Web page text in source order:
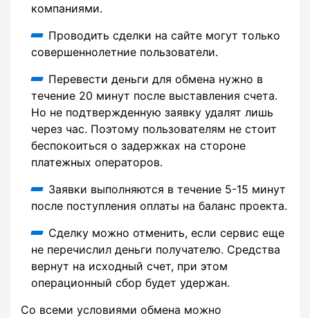
компаниями.
Проводить сделки на сайте могут только
совершеннолетние пользователи.
Перевести деньги для обмена нужно в
течение 20 минут после выставления счета.
Но не подтвержденную заявку удалят лишь
через час. Поэтому пользователям не стоит
беспокоиться о задержках на стороне
платежных операторов.
Заявки выполняются в течение 5-15 минут
после поступления оплаты на баланс проекта.
Сделку можно отменить, если сервис еще
не перечислил деньги получателю. Средства
вернут на исходный счет, при этом
операционный сбор будет удержан.
Со всеми условиями обмена можно